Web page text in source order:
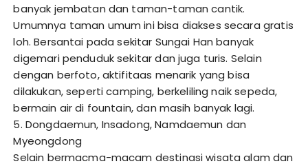
banyak jembatan dan taman-taman cantik.
Umumnya taman umum ini bisa diakses secara gratis
loh. Bersantai pada sekitar Sungai Han banyak
digemari penduduk sekitar dan juga turis. Selain
dengan berfoto, aktifitaas menarik yang bisa
dilakukan, seperti camping, berkeliling naik sepeda,
bermain air di fountain, dan masih banyak lagi.
5. Dongdaemun, Insadong, Namdaemun dan
Myeongdong
Selain bermacma-macam destinasi wisata alam dan